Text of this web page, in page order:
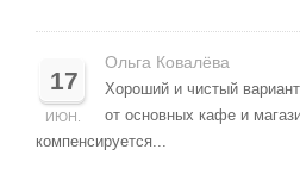
17
ИЮН.
Ольга Ковалёва
Хороший и чистый
от основных кафе и
компенсируется...